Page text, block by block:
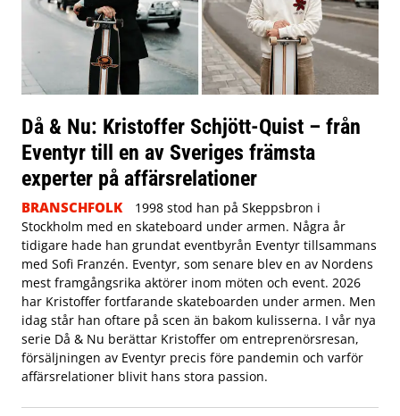
Då & Nu: Kristoffer Schjött-Quist – från
Eventyr till en av Sveriges främsta
experter på affärsrelationer
BRANSCHFOLK
1998 stod han på Skeppsbron i
Stockholm med en skateboard under armen. Några år
tidigare hade han grundat eventbyrån Eventyr tillsammans
med Sofi Franzén. Eventyr, som senare blev en av Nordens
mest framgångsrika aktörer inom möten och event. 2026
har Kristoffer fortfarande skateboarden under armen. Men
idag står han oftare på scen än bakom kulisserna. I vår nya
serie Då & Nu berättar Kristoffer om entreprenörsresan,
försäljningen av Eventyr precis före pandemin och varför
affärsrelationer blivit hans stora passion.